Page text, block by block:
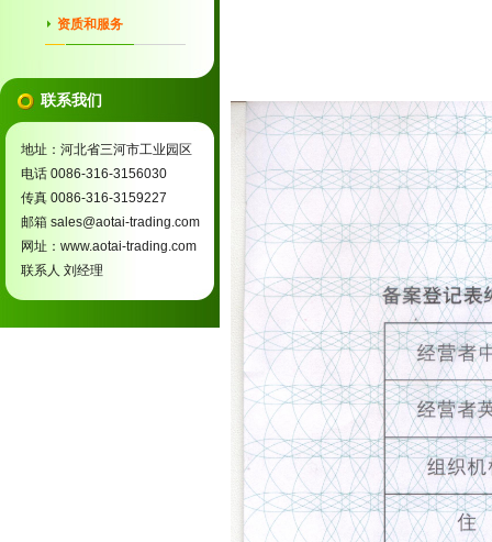
资质和服务
联系我们
地址：河北省三河市工业园区
电话 0086-316-3156030
传真 0086-316-3159227
邮箱 sales@aotai-trading.com
网址：www.aotai-trading.com
联系人 刘经理